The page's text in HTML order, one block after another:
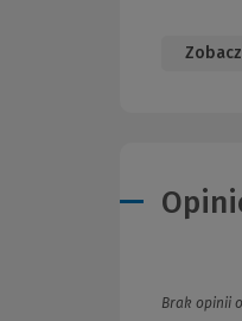
Brak opinii